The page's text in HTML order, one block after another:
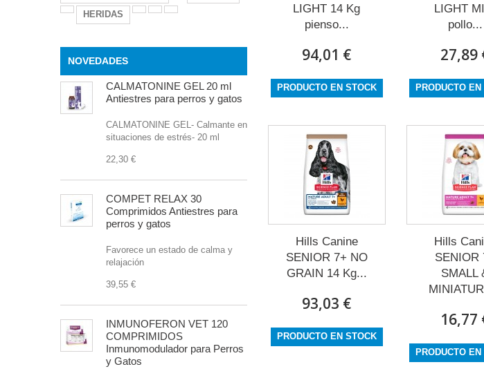
HERIDAS
NOVEDADES
CALMATONINE GEL 20 ml
Antiestres para perros y gatos
CALMATONINE GEL- Calmante en
situaciones de estrés- 20 ml
22,30 €
COMPET RELAX 30
Comprimidos Antiestres para
perros y gatos
Favorece un estado de calma y
relajación
39,55 €
INMUNOFERON VET 120
COMPRIMIDOS
Inmunomodulador para Perros
y Gatos
LIGHT 14 Kg
pienso...
94,01 €
PRODUCTO EN STOCK
LIGHT
pollo...
27,89
PRODUCTO
Hills Canine
SENIOR 7+ NO
GRAIN 14 Kg...
93,03 €
PRODUCTO EN STOCK
Hills
SENIOR
SMALL
16,77
PRODUCTO